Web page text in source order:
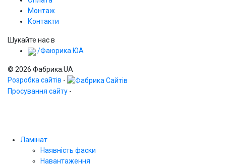
Монтаж
Контакти
Шукайте нас в
/Фаюрика.ЮА
© 2026 Фабрика.UA
Розробка сайтів -
Просування сайту -
Ламінат
Наявність фаски
Навантаження